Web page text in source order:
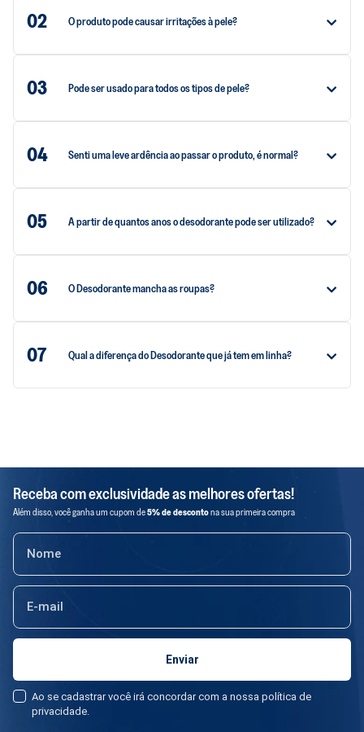
02 O produto pode causar irritações à pele?
03 Pode ser usado para todos os tipos de pele?
04 Senti uma leve ardência ao passar o produto, é normal?
05 A partir de quantos anos o desodorante pode ser utilizado?
06 O Desodorante mancha as roupas?
07 Qual a diferença do Desodorante que já tem em linha?
Receba com exclusividade as melhores ofertas!
Além disso, você ganha um cupom de5% de descontona sua primeira compra
Ao se cadastrar você irá concordar com a nossa política de
privacidade.